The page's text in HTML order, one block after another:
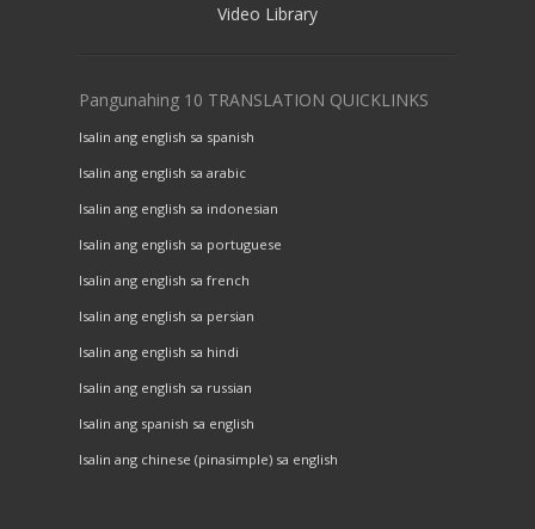
Video Library
Pangunahing 10 TRANSLATION QUICKLINKS
Isalin ang english sa spanish
Isalin ang english sa arabic
Isalin ang english sa indonesian
Isalin ang english sa portuguese
Isalin ang english sa french
Isalin ang english sa persian
Isalin ang english sa hindi
Isalin ang english sa russian
Isalin ang spanish sa english
Isalin ang chinese (pinasimple) sa english